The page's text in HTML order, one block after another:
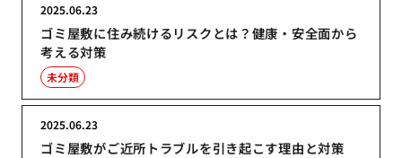
ゴミ屋敷に住み続けるリスクとは？健康・安全面から
考える対策
2025.06.23
未分類
ゴミ屋敷がご近所トラブルを引き起こす理由と対策
2025.06.23